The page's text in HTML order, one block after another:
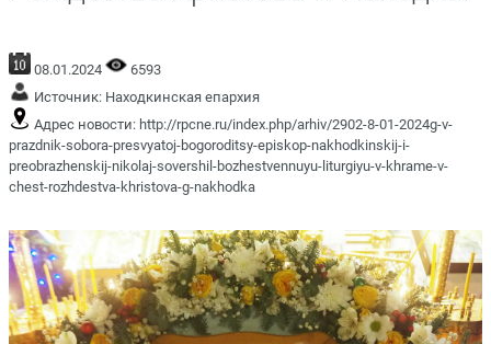
08.01.2024
6593
Источник: Находкинская епархия
Адрес новости: http://rpcne.ru/index.php/arhiv/2902-8-01-2024g-v-
prazdnik-sobora-presvyatoj-bogoroditsy-episkop-nakhodkinskij-i-
preobrazhenskij-nikolaj-sovershil-bozhestvennuyu-liturgiyu-v-khrame-v-
chest-rozhdestva-khristova-g-nakhodka